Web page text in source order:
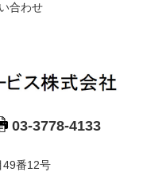
合わせ
03-3778-4133
番12号